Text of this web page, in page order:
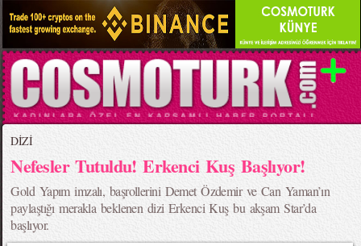
DİZİ
Nefesler Tutuldu! Erkenci Kuş Başlıyor!
Gold Yapım imzalı, başrollerini Demet Özdemir ve Can Yaman’ın
paylaştığı merakla beklenen dizi Erkenci Kuş bu akşam Star’da
başlıyor.